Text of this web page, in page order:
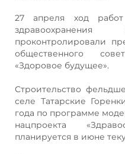
27 апреля ход
здравоохранения
проконтролировали
общественного
«Здоровое будущее».
Строительство
селе Татарские
года по программе
нацпроекта
планируется в июне